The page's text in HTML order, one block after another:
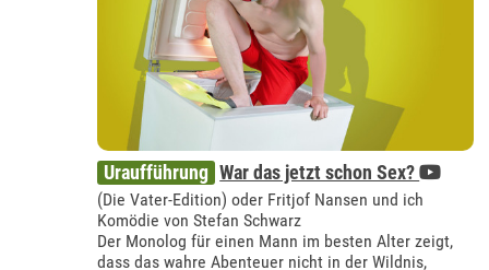
Uraufführung War das jetzt schon Sex?
(Die Vater-Edition) oder Fritjof Nansen und ich
Komödie von Stefan Schwarz
Der Monolog für einen Mann im besten Alter zeigt,
dass das wahre Abenteuer nicht in der Wildnis,